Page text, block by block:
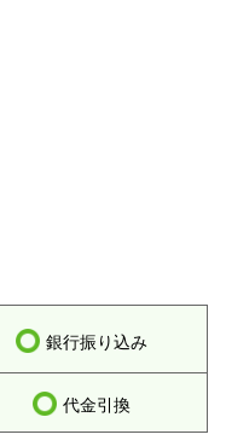
銀行振り込み
代金引換